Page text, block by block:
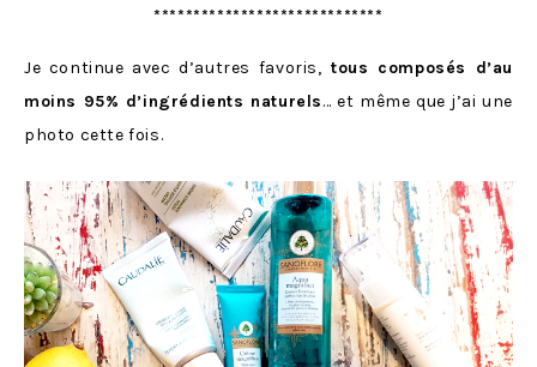
*****************************
Je continue avec d’autres favoris, tous composés d’au
moins 95% d’ingrédients naturels… et même que j’ai une
photo cette fois.